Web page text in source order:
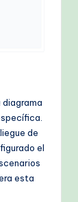
diagrama
de
el
esta